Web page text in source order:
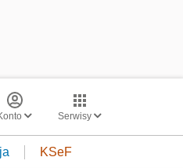
Serwisy
KSeF